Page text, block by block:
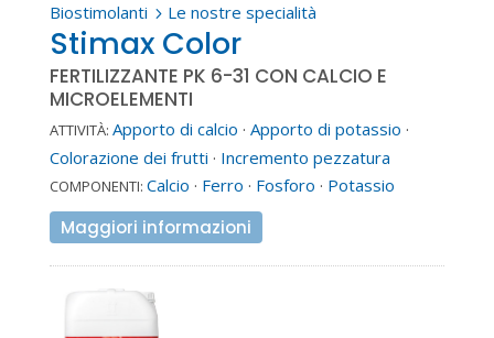
Biostimolanti 5 Le nostre specialità
Stimax Color
FERTILIZZANTE PK 6-31 CON CALCIO E
MICROELEMENTI
ATTIVITÀ: Apporto di calcio · Apporto di potassio ·
Colorazione dei frutti · Incremento pezzatura
COMPONENTI: Calcio · Ferro · Fosforo · Potassio
Maggiori informazioni